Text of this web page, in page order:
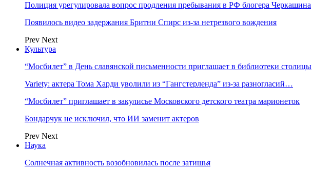
Полиция урегулировала вопрос продления пребывания в РФ блогера Черкашина
Появилось видео задержания Бритни Спирс из-за нетрезвого вождения
Prev Next
Культура
“Мосбилет” в День славянской письменности приглашает в библиотеки столицы
Variety: актера Тома Харди уволили из “Гангстерленда” из-за разногласий…
“Мосбилет” приглашает в закулисье Московского детского театра марионеток
Бондарчук не исключил, что ИИ заменит актеров
Prev Next
Наука
Солнечная активность возобновилась после затишья